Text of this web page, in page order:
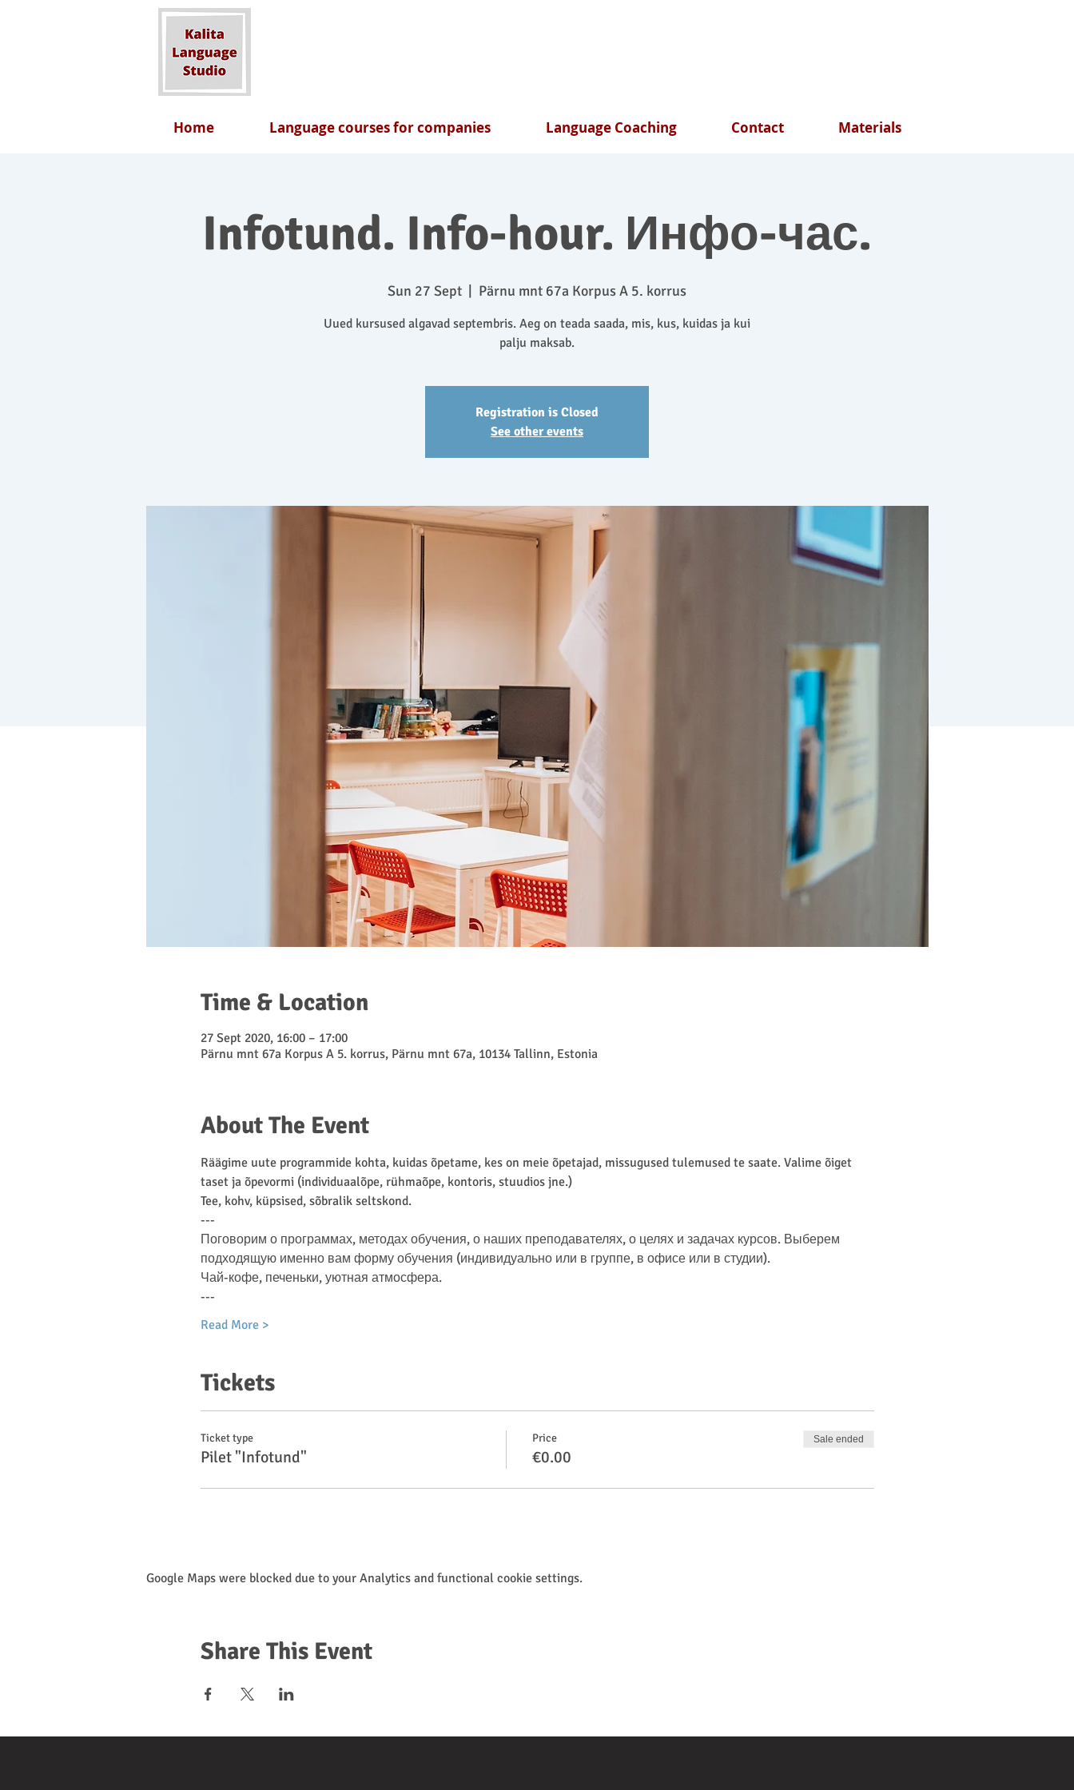
Home Language courses for companies Language Coaching Contact Materials
Infotund. Info-hour. Инфо-час.
Sun 27 Sept Pärnu mnt 67a Korpus A 5. korrus
Uued kursused algavad septembris. Aeg on teada saada, mis, kus, kuidas ja kui
Registration is Closed
See other events
Time & Location
27 Sept 2020, 16:00 – 17:00
Pärnu mnt 67a Korpus A 5. korrus, Pärnu mnt 67a, 10134 Tallinn, Estonia
About The Event
Räägime uute programmide kohta, kuidas õpetame, kes on meie õpetajad, missugused tulemused te saate. Valime õiget
taset ja õpevormi (individuaalõpe, rühmaõpe, kontoris, stuudios jne.)
Tee, kohv, küpsised, sõbralik seltskond.
---
Поговорим о программах, методах обучения, о наших преподавателях, о целях и задачах курсов. Выберем
подходящую именно вам форму обучения (индивидуально или в группе, в офисе или в студии).
Чай-кофе, печеньки, уютная атмосфера.
---
Read More >
Tickets
Ticket type
Pilet "Infotund"
Price
€0.00
Sale ended
Google Maps were blocked due to your Analytics and functional cookie settings.
Share This Event